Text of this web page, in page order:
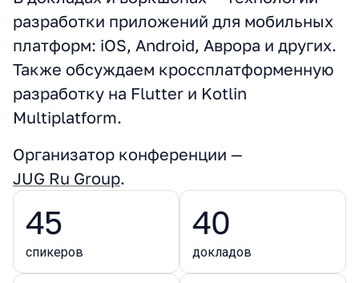
45
спикеров
40
докладов
разработки приложений для мобильных
платформ: iOS, Android, Аврора и других.
Также обсуждаем кроссплатформенную
разработку на Flutter и Kotlin
Multiplatform.
Организатор конференции —
JUG Ru Group.